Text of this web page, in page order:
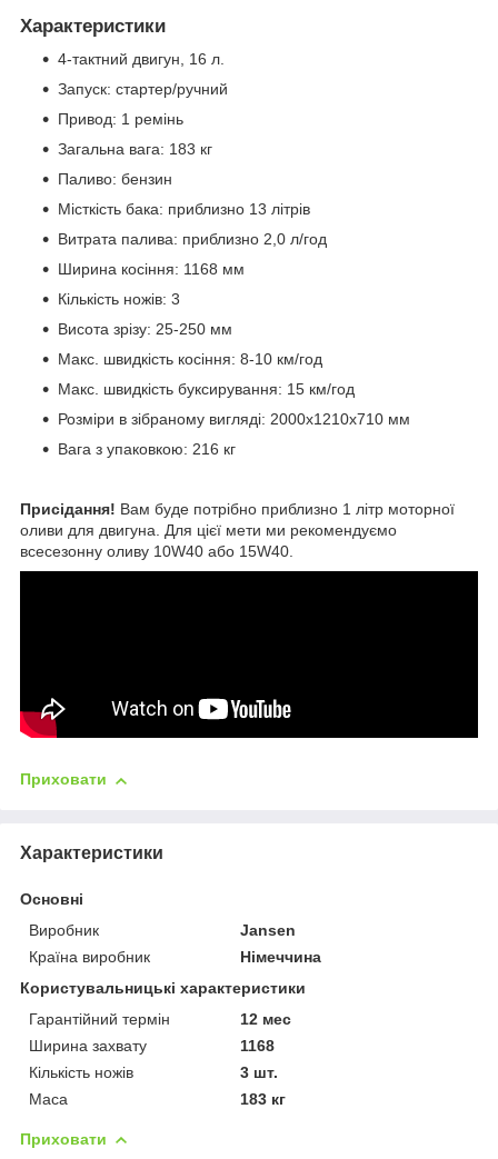
Характеристики
4-тактний двигун, 16 л.
Запуск: стартер/ручний
Привод: 1 ремінь
Загальна вага: 183 кг
Паливо: бензин
Місткість бака: приблизно 13 літрів
Витрата палива: приблизно 2,0 л/год
Ширина косіння: 1168 мм
Кількість ножів: 3
Висота зрізу: 25-250 мм
Макс. швидкість косіння: 8-10 км/год
Макс. швидкість буксирування: 15 км/год
Розміри в зібраному вигляді: 2000x1210x710 мм
Вага з упаковкою: 216 кг
Присідання! Вам буде потрібно приблизно 1 літр моторної
оливи для двигуна. Для цієї мети ми рекомендуємо
всесезонну оливу 10W40 або 15W40.
Приховати
Характеристики
Основні
Виробник
Jansen
Країна виробник
Німеччина
Користувальницькі характеристики
Гарантійний термін
12 мес
Ширина захвату
1168
Кількість ножів
3 шт.
Маса
183 кг
Приховати